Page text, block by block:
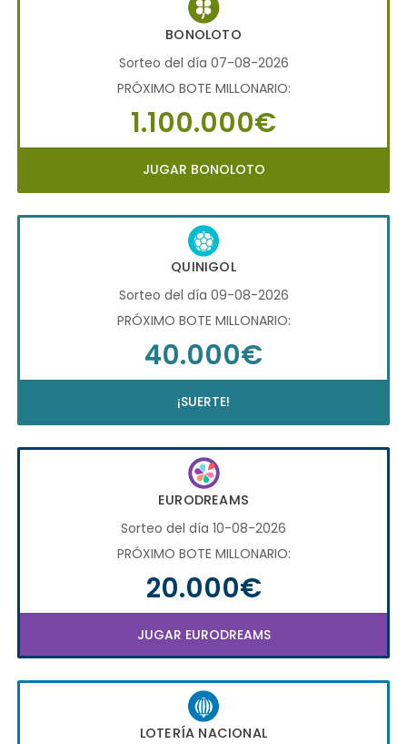
BONOLOTO
Sorteo del día 07-08-2026
PRÓXIMO BOTE MILLONARIO:
1.100.000€
JUGAR BONOLOTO
QUINIGOL
Sorteo del día 09-08-2026
PRÓXIMO BOTE MILLONARIO:
40.000€
¡SUERTE!
EURODREAMS
Sorteo del día 10-08-2026
PRÓXIMO BOTE MILLONARIO:
20.000€
JUGAR EURODREAMS
LOTERÍA NACIONAL